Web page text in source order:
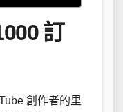
訂
創作者的里